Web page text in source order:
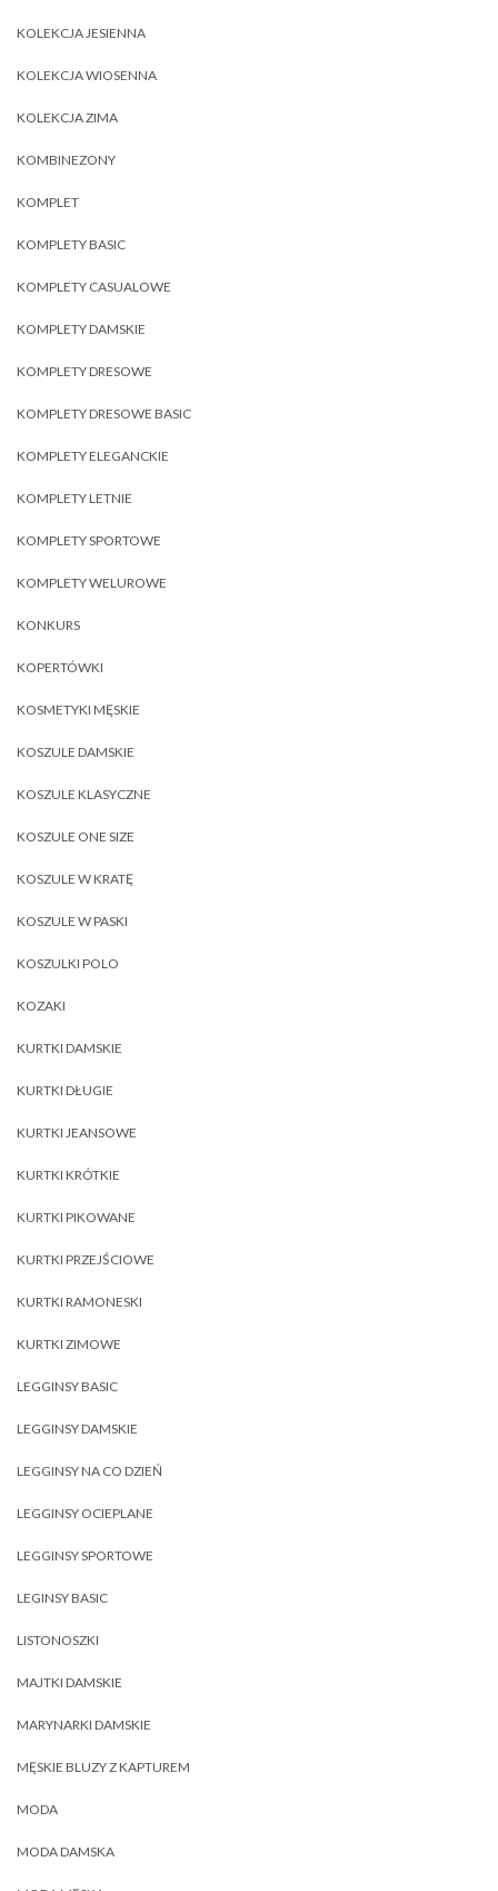
KOLEKCJA JESIENNA
KOLEKCJA WIOSENNA
KOLEKCJA ZIMA
KOMBINEZONY
KOMPLET
KOMPLETY BASIC
KOMPLETY CASUALOWE
KOMPLETY DAMSKIE
KOMPLETY DRESOWE
KOMPLETY DRESOWE BASIC
KOMPLETY ELEGANCKIE
KOMPLETY LETNIE
KOMPLETY SPORTOWE
KOMPLETY WELUROWE
KONKURS
KOPERTÓWKI
KOSMETYKI MĘSKIE
KOSZULE DAMSKIE
KOSZULE KLASYCZNE
KOSZULE ONE SIZE
KOSZULE W KRATĘ
KOSZULE W PASKI
KOSZULKI POLO
KOZAKI
KURTKI DAMSKIE
KURTKI DŁUGIE
KURTKI JEANSOWE
KURTKI KRÓTKIE
KURTKI PIKOWANE
KURTKI PRZEJŚCIOWE
KURTKI RAMONESKI
KURTKI ZIMOWE
LEGGINSY BASIC
LEGGINSY DAMSKIE
LEGGINSY NA CO DZIEŃ
LEGGINSY OCIEPLANE
LEGGINSY SPORTOWE
LEGINSY BASIC
LISTONOSZKI
MAJTKI DAMSKIE
MARYNARKI DAMSKIE
MĘSKIE BLUZY Z KAPTUREM
MODA
MODA DAMSKA